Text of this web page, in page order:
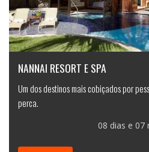
NANNAI RESORT E SPA
Um dos destinos mais cobiçados por
perca.
08 dias e 07